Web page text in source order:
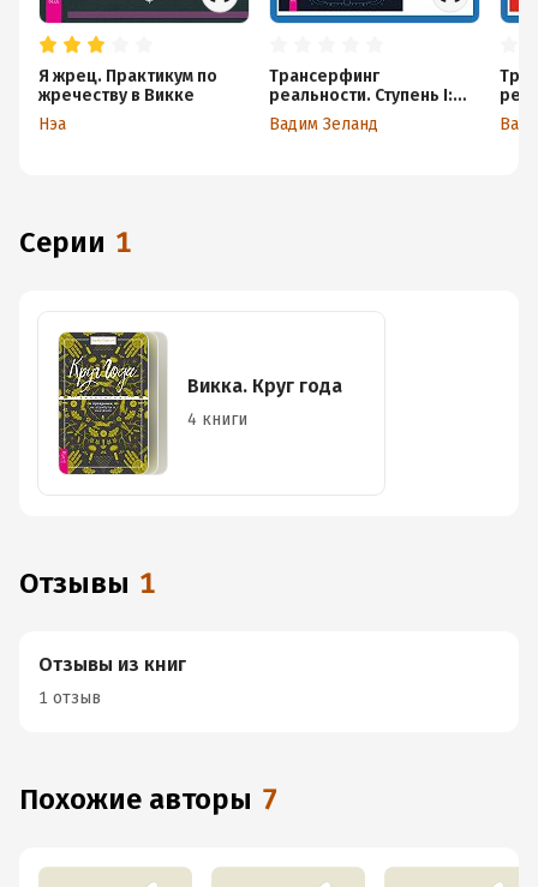
Я жрец. Практикум по
жречеству в Викке
Нэа
Трансерфинг
реальности. Ступень I:
Пространство
вариантов. 13 лун.
Вадим Зеланд
Серии 1
Викка. Круг года
4 книги
Отзывы 1
Отзывы из книг
1 отзыв
Похожие авторы 7